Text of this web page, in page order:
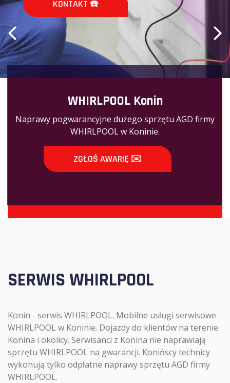
☎️
WHIRLPOOL Konin
Naprawy pogwarancyjne dużego sprzętu AGD firmy
WHIRLPOOL w Koninie.
ZGŁOŚ AWARIĘ ✉️
SERWIS WHIRLPOOL
Konin - serwis WHIRLPOOL. Mobilne usługi serwisowe
WHIRLPOOL w Koninie. Dojazdy do klientów na terenie
Konina i okolicy. Serwisanci z Konina nie naprawiają
sprzętu WHIRLPOOL na gwarancji. Konińscy technicy
wykonują tylko odpłatne naprawy sprzętu AGD firmy
WHIRLPOOL.